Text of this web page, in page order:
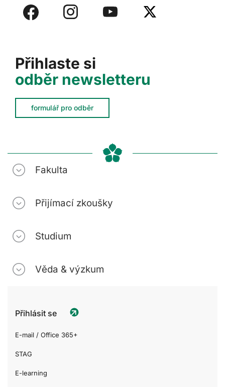
Přihlaste si
odběr newsletteru
formulář pro odběr
Fakulta
Přijímací zkoušky
Studium
Věda & výzkum
Přihlásit se
E-mail / Office 365+
STAG
E-learning